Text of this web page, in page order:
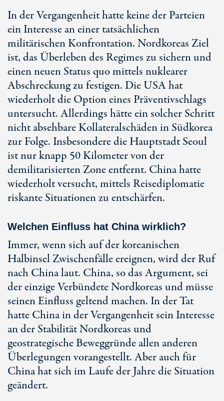
In der Vergangenheit hatte keine der Parteien
ein Interesse an einer tatsächlichen
militärischen Konfrontation. Nordkoreas Ziel
ist, das Überleben des Regimes zu sichern und
einen neuen Status quo mittels nuklearer
Abschreckung zu festigen. Die USA hat
wiederholt die Option eines Präventivschlags
untersucht. Allerdings hätte ein solcher Schritt
nicht absehbare Kollateralschäden in Südkorea
zur Folge. Insbesondere die Hauptstadt Seoul
ist nur knapp 50 Kilometer von der
demilitarisierten Zone entfernt. China hatte
wiederholt versucht, mittels Reisediplomatie
riskante Situationen zu entschärfen.
Welchen Einfluss hat China wirklich?
Immer, wenn sich auf der koreanischen
Halbinsel Zwischenfälle ereignen, wird der Ruf
nach China laut. China, so das Argument, sei
der einzige Verbündete Nordkoreas und müsse
seinen Einfluss geltend machen. In der Tat
hatte China in der Vergangenheit sein Interesse
an der Stabilität Nordkoreas und
geostrategische Beweggründe allen anderen
Überlegungen vorangestellt. Aber auch für
China hat sich im Laufe der Jahre die Situation
geändert.